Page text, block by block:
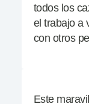
todos los
el trabajo a
con otros
Este